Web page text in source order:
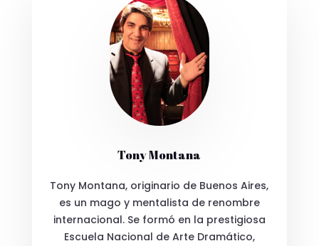
Tony Montana
Tony Montana, originario de Buenos Aires,
es un mago y mentalista de renombre
internacional. Se formó en la prestigiosa
Escuela Nacional de Arte Dramático,